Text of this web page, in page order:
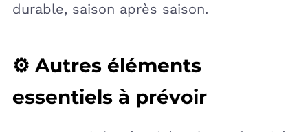
durable, saison après saison.
⚙️ Autres éléments
essentiels à prévoir